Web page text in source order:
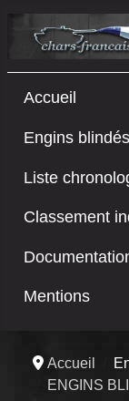
Accueil
Engins blindés
Liste
Classement
Mentions
Accueil
ENGINS